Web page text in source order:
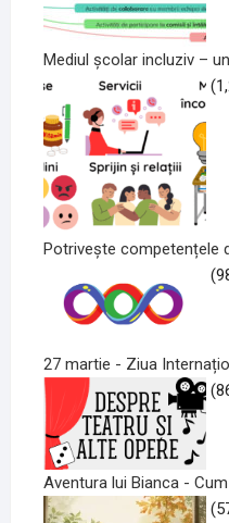
Mediul școlar incluziv –
Potrivește competențele
27 martie - Ziua
Aventura lui Bianca -